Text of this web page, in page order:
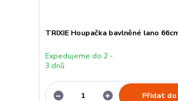
TRIXIE Houpačka bavlněné lano
Expedujeme do 2 -
3 dnů
Přidat do